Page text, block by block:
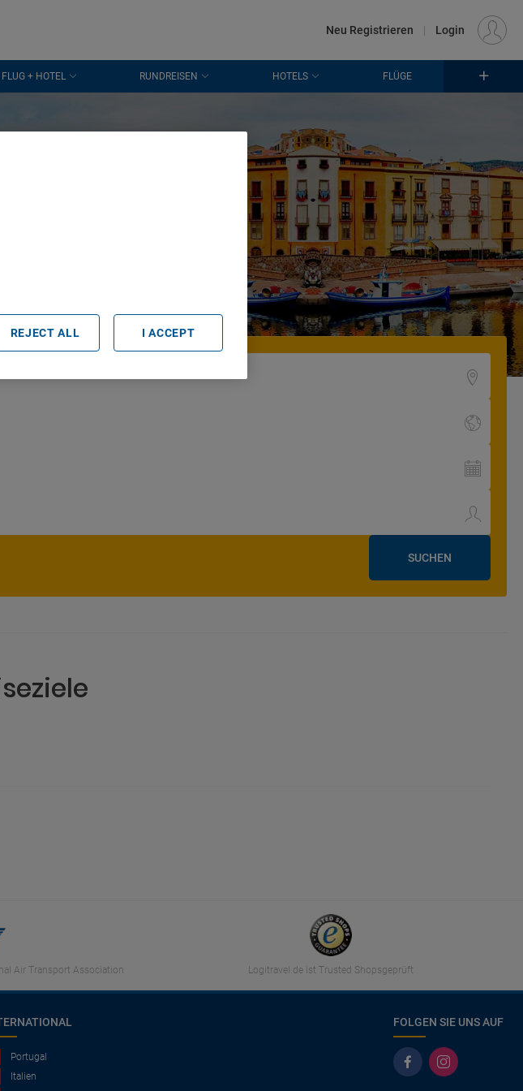
EUR
Neu Registrieren | Login
FLUG + HOTEL RUNDREISEN HOTELS FLÜGE
SUCHEN
Air Transport Association Logitravel.de ist Trusted Shopsgeprüft
Portugal
Italien
FOLGEN SIE UNS AUF
REJECT ALL I ACCEPT